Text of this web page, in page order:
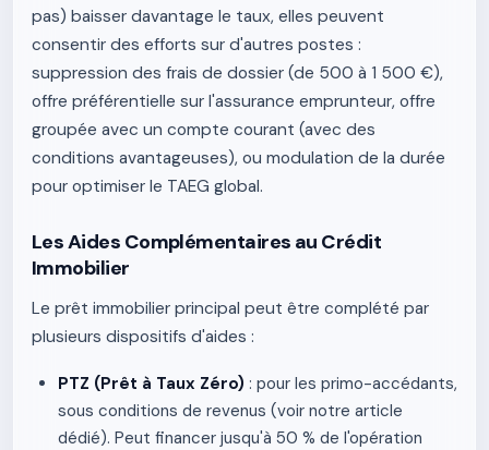
pas) baisser davantage le taux, elles peuvent
consentir des efforts sur d'autres postes :
suppression des frais de dossier (de 500 à 1 500 €),
offre préférentielle sur l'assurance emprunteur, offre
groupée avec un compte courant (avec des
conditions avantageuses), ou modulation de la durée
pour optimiser le TAEG global.
Les Aides Complémentaires au Crédit
Immobilier
Le prêt immobilier principal peut être complété par
plusieurs dispositifs d'aides :
PTZ (Prêt à Taux Zéro) : pour les primo-accédants,
sous conditions de revenus (voir notre article
dédié). Peut financer jusqu'à 50 % de l'opération